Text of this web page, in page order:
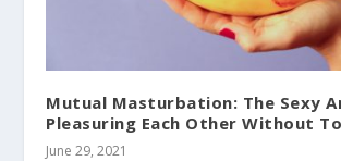
Mutual Masturbation: The Sexy
Pleasuring Each Other Without
June 29, 2021